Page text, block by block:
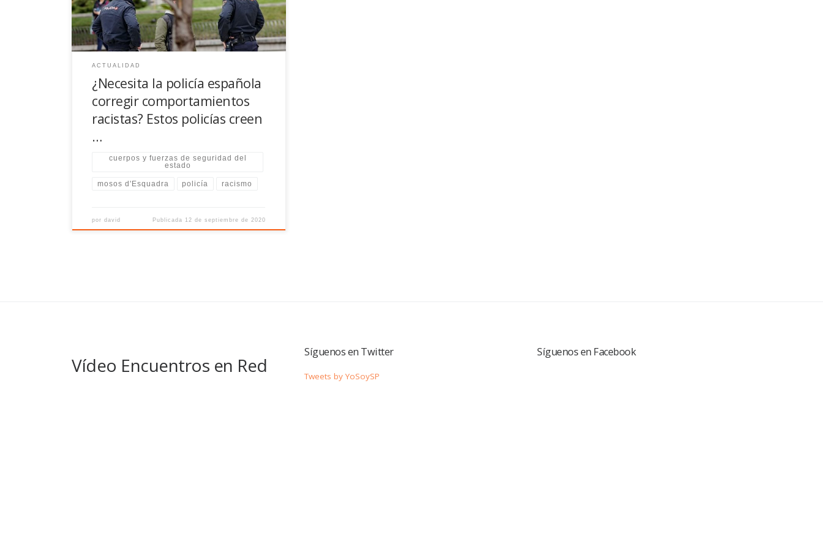
negaban. El defensor por los derechos de los
gitanos e inmigrantes reconoció […]
ACTUALIDAD
¿Necesita la policía española
corregir comportamientos
racistas? Estos policías creen
…
cuerpos y fuerzas de seguridad del
estado
mosos d'Esquadra policía racismo
pordavid Publicada 12 de septiembre de 2020
Vídeo Encuentros en Red
Síguenos en Twitter
Tweets by YoSoySP
Síguenos en Facebook